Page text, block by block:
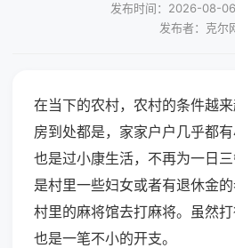
发布时间：2026-08-
发布者：克尔
在当下的农村，农村的条件越
房到处都是，家家户户几乎都
也是过小康生活，不再为一日
是村里一些妇女或者有退休金
村里的麻将馆去打麻将。虽然
也是一笔不小的开支。